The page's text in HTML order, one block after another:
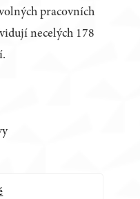
pracovních
necelých 178